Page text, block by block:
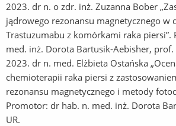
2023. dr n. o zdr. inż. Zuzanna Bober
jądrowego rezonansu magnetycznego w
Trastuzumabu z komórkami raka
med. inż. Dorota Bartusik-Aebisher, prof.
2023. dr n. med. Elżbieta Ostańska
chemioterapii raka piersi z
rezonansu magnetycznego i metody
Promotor: dr hab. n. med. inż. Dorota
UR.